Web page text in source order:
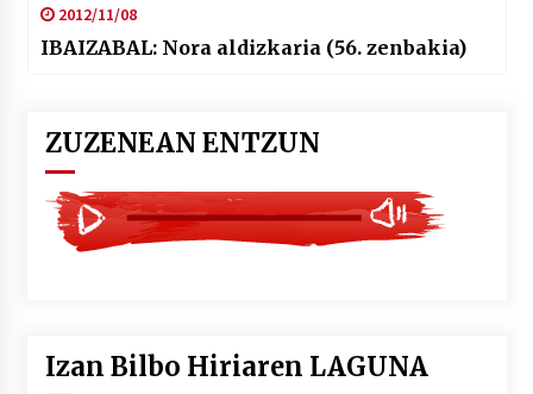
2012/11/08
IBAIZABAL: Nora aldizkaria (56. zenbakia)
ZUZENEAN ENTZUN
Izan Bilbo Hiriaren LAGUNA